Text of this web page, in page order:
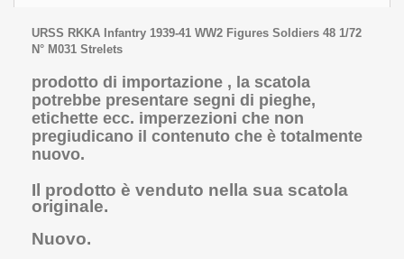
URSS RKKA Infantry 1939-41 WW2 Figures Soldiers 48 1/72
N° M031 Strelets
prodotto di importazione , la scatola
potrebbe presentare segni di pieghe,
etichette ecc. imperzezioni che non
pregiudicano il contenuto che è totalmente
nuovo.
Il prodotto è venduto nella sua scatola
originale.
Nuovo.